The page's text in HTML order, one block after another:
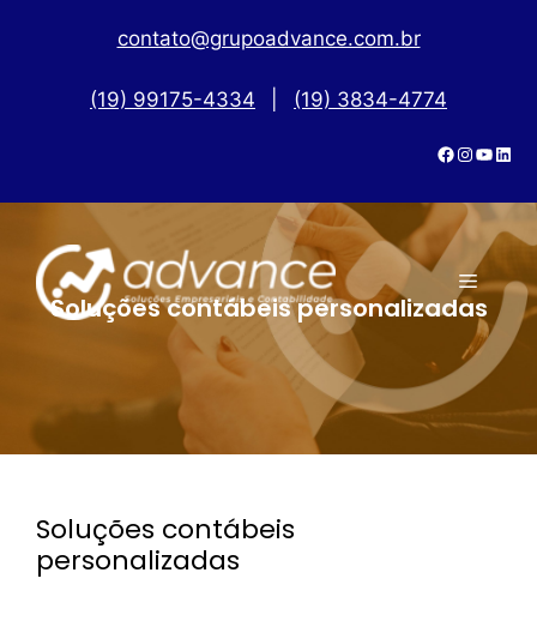
contato@grupoadvance.com.br
(19) 99175-4334 (19) 3834-4774
Soluções contábeis personalizadas
Soluções contábeis
personalizadas